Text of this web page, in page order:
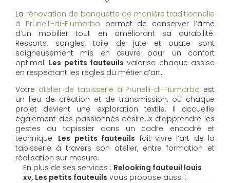
La rénovation de banquette de manière traditionnelle
à Prunelli-di-Fiumorbo permet de conserver l’âme
d’un mobilier tout en améliorant sa durabilité.
Ressorts, sangles, toile de jute et ouate sont
soigneusement mis en œuvre pour un confort
optimal. Les petits fauteuils valorise chaque assise
en respectant les règles du métier d’art.
Votre atelier de tapisserie à Prunelli-di-Fiumorbo est
un lieu de création et de transmission, où chaque
projet devient une exploration textile. Il accueille
également des passionnés désireux d’apprendre les
gestes du tapissier dans un cadre encadré et
technique. Les petits fauteuils fait vivre l’art de la
tapisserie à travers son atelier, entre formation et
réalisation sur mesure.
En plus de ses services : Relooking fauteuil louis
xv, Les petits fauteuils vous propose aussi :